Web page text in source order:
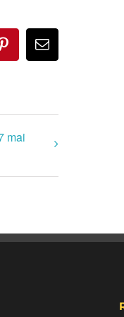
PinterestEmail
mai